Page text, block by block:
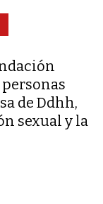
de Ddhh,
sexual y la